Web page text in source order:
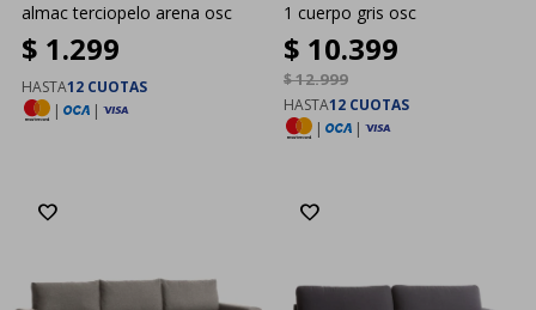
almac terciopelo arena osc
$ 1.299
HASTA12 CUOTAS
|
|
1 cuerpo gris osc
$ 10.399
$12.999
HASTA12 CUOTAS
|
|